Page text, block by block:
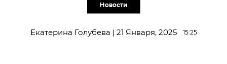
Новости
Екатерина Голубева | 21 Января, 2025 15:25